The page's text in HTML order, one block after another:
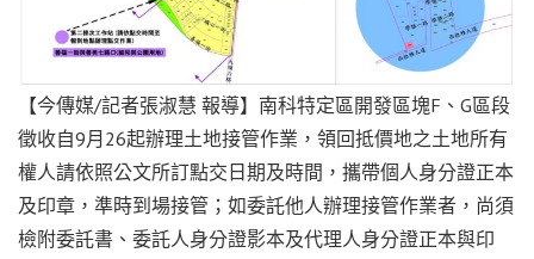
【今傳媒/記者張淑慧 報導】南科特定區開發區塊F、G區段
徵收自9月26起辦理土地接管作業，領回抵價地之土地所有
權人請依照公文所訂點交日期及時間，攜帶個人身分證正本
及印章，準時到場接管；如委託他人辦理接管作業者，尚須
檢附委託書、委託人身分證影本及代理人身分證正本與印